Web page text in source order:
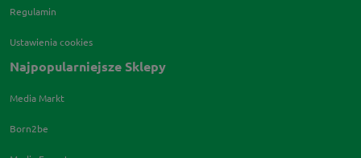
Regulamin
Ustawienia cookies
Najpopularniejsze Sklepy
Media Markt
Born2be